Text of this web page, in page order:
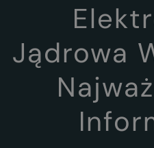
Jądrowa